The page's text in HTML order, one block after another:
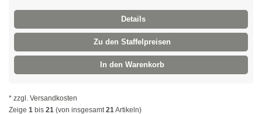
Nitrilbeschichtete Handschuhe
PU-beschichtete Handschuhe
Details
Zu den Staffelpreisen
In den Warenkorb
* zzgl. Versandkosten
Zeige 1 bis 21 (von insgesamt21Artikeln)